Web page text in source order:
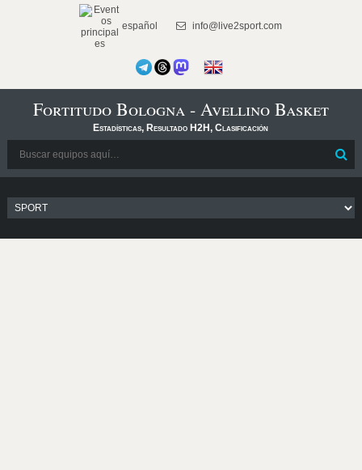
español info@live2sport.com
Fortitudo Bologna - Avellino Basket
Estadísticas, Resultado H2H, Clasificación